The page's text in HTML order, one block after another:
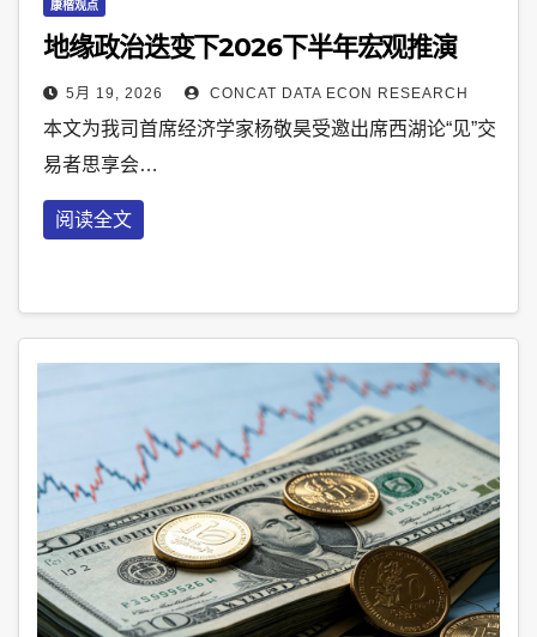
康楷观点
地缘政治迭变下2026下半年宏观推演
5月 19, 2026 CONCAT DATA ECON RESEARCH
本文为我司首席经济学家杨敬昊受邀出席西湖论“见”交
易者思享会…
阅读全文